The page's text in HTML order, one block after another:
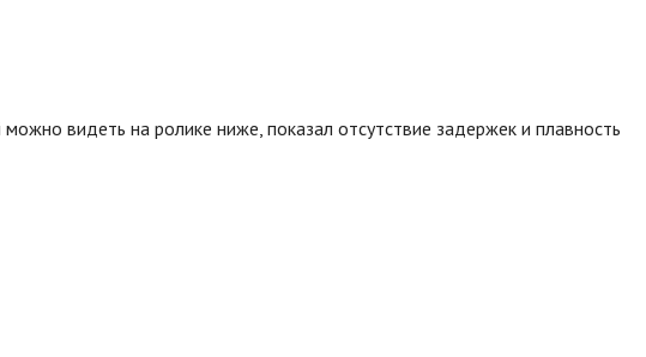
видеть на ролике ниже, показал отсутствие задержек и плавность